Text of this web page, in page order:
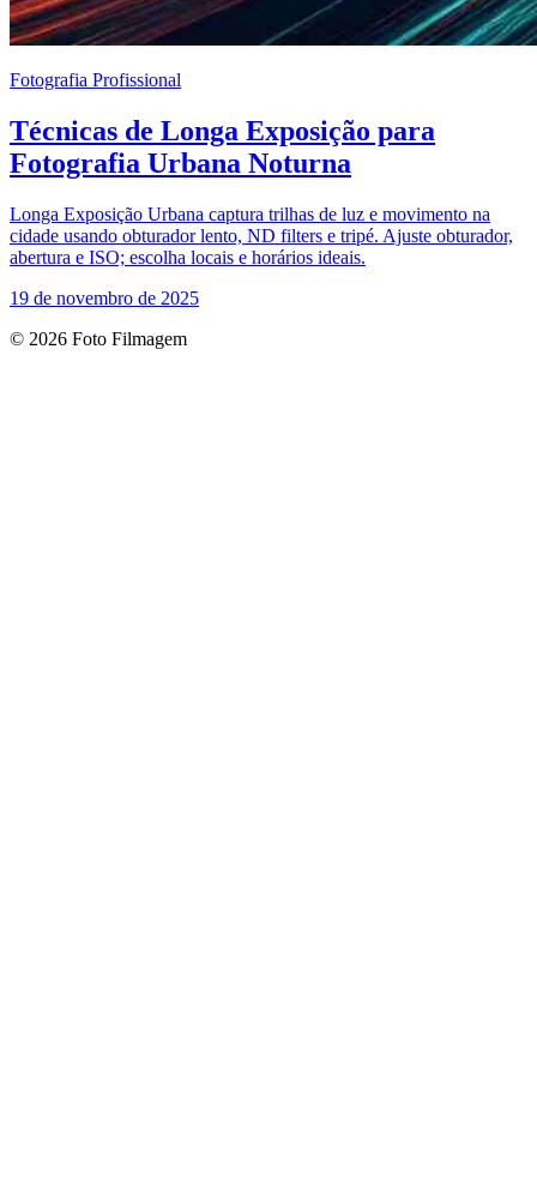
Fotografia Profissional
Técnicas de Longa Exposição para
Fotografia Urbana Noturna
Longa Exposição Urbana captura trilhas de luz e movimento na
cidade usando obturador lento, ND filters e tripé. Ajuste obturador,
abertura e ISO; escolha locais e horários ideais.
19 de novembro de 2025
© 2026 Foto Filmagem